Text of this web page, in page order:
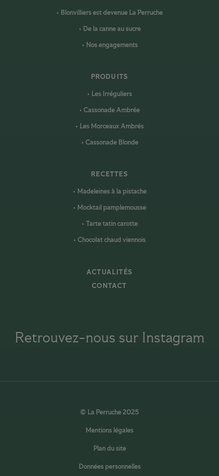
Blonvilliers est devenue La Perruche
De la canne au sucre
Nos engagements
PRODUITS
Les Irréguliers
Cassonade Ambrée
Les Morceaux Ambrés
Cassonade Blonde
RECETTES
Madeleines à la pistache
Mocktail pamplemousse
Tarte tatin carotte
Chocolat chaud viennois
ACTUALITÉS
CONTACT
Retrouvez-nous sur Instagram
© La Perruche 2025
Mentions légales
Plan du site
Données personnelles